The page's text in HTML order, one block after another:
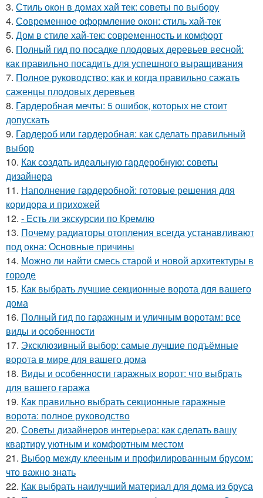
3. Стиль окон в домах хай тек: советы по выбору
4. Современное оформление окон: стиль хай-тек
5. Дом в стиле хай-тек: современность и комфорт
6. Полный гид по посадке плодовых деревьев весной:
как правильно посадить для успешного выращивания
7. Полное руководство: как и когда правильно сажать
саженцы плодовых деревьев
8. Гардеробная мечты: 5 ошибок, которых не стоит
допускать
9. Гардероб или гардеробная: как сделать правильный
выбор
10. Как создать идеальную гардеробную: советы
дизайнера
11. Наполнение гардеробной: готовые решения для
коридора и прихожей
12. - Есть ли экскурсии по Кремлю
13. Почему радиаторы отопления всегда устанавливают
под окна: Основные причины
14. Можно ли найти смесь старой и новой архитектуры в
городе
15. Как выбрать лучшие секционные ворота для вашего
дома
16. Полный гид по гаражным и уличным воротам: все
виды и особенности
17. Эксклюзивный выбор: самые лучшие подъёмные
ворота в мире для вашего дома
18. Виды и особенности гаражных ворот: что выбрать
для вашего гаража
19. Как правильно выбрать секционные гаражные
ворота: полное руководство
20. Советы дизайнеров интерьера: как сделать вашу
квартиру уютным и комфортным местом
21. Выбор между клееным и профилированным брусом:
что важно знать
22. Как выбрать наилучший материал для дома из бруса